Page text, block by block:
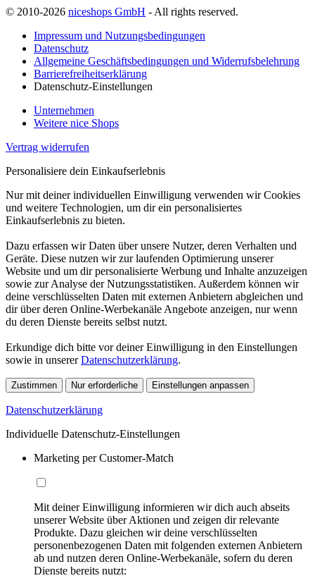
© 2010-2026 niceshops GmbH - All rights reserved.
Impressum und Nutzungsbedingungen
Datenschutz
Allgemeine Geschäftsbedingungen und Widerrufsbelehrung
Barrierefreiheitserklärung
Datenschutz-Einstellungen
Unternehmen
Weitere nice Shops
Vertrag widerrufen
Personalisiere dein Einkaufserlebnis
Nur mit deiner individuellen Einwilligung verwenden wir Cookies
und weitere Technologien, um dir ein personalisiertes
Einkaufserlebnis zu bieten.
Dazu erfassen wir Daten über unsere Nutzer, deren Verhalten und
Geräte. Diese nutzen wir zur laufenden Optimierung unserer
Website und um dir personalisierte Werbung und Inhalte anzuzeigen
sowie zur Analyse der Nutzungsstatistiken. Außerdem können wir
deine verschlüsselten Daten mit externen Anbietern abgleichen und
dir über deren Online-Werbekanäle Angebote anzeigen, nur wenn
du deren Dienste bereits selbst nutzt.
Erkundige dich bitte vor deiner Einwilligung in den Einstellungen
sowie in unsererDatenschutzerklärung.
Zustimmen Nur erforderliche Einstellungen anpassen
Datenschutzerklärung
Individuelle Datenschutz-Einstellungen
Marketing per Customer-Match
Mit deiner Einwilligung informieren wir dich auch abseits
unserer Website über Aktionen und zeigen dir relevante
Produkte. Dazu gleichen wir deine verschlüsselten
personenbezogenen Daten mit folgenden externen Anbietern
ab und nutzen deren Online-Werbekanäle, sofern du deren
Dienste bereits nutzt: